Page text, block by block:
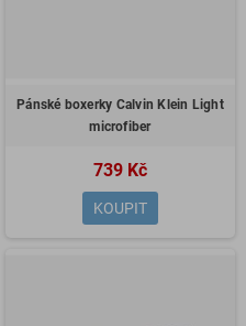
Pánské boxerky Calvin Klein Light
microfiber
739 Kč
KOUPIT